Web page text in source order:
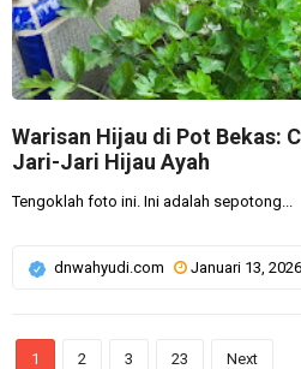
Warisan Hijau di Pot Bekas:
Jari-Jari Hijau Ayah
Tengoklah foto ini. Ini adalah sepotong...
dnwahyudi.com Januari 13, 2026
1 2 3 23 Next